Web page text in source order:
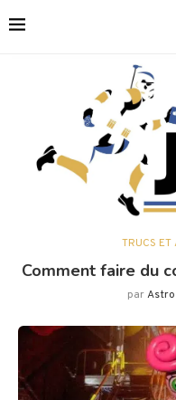
TRUCS ET
Comment faire du
parAstro